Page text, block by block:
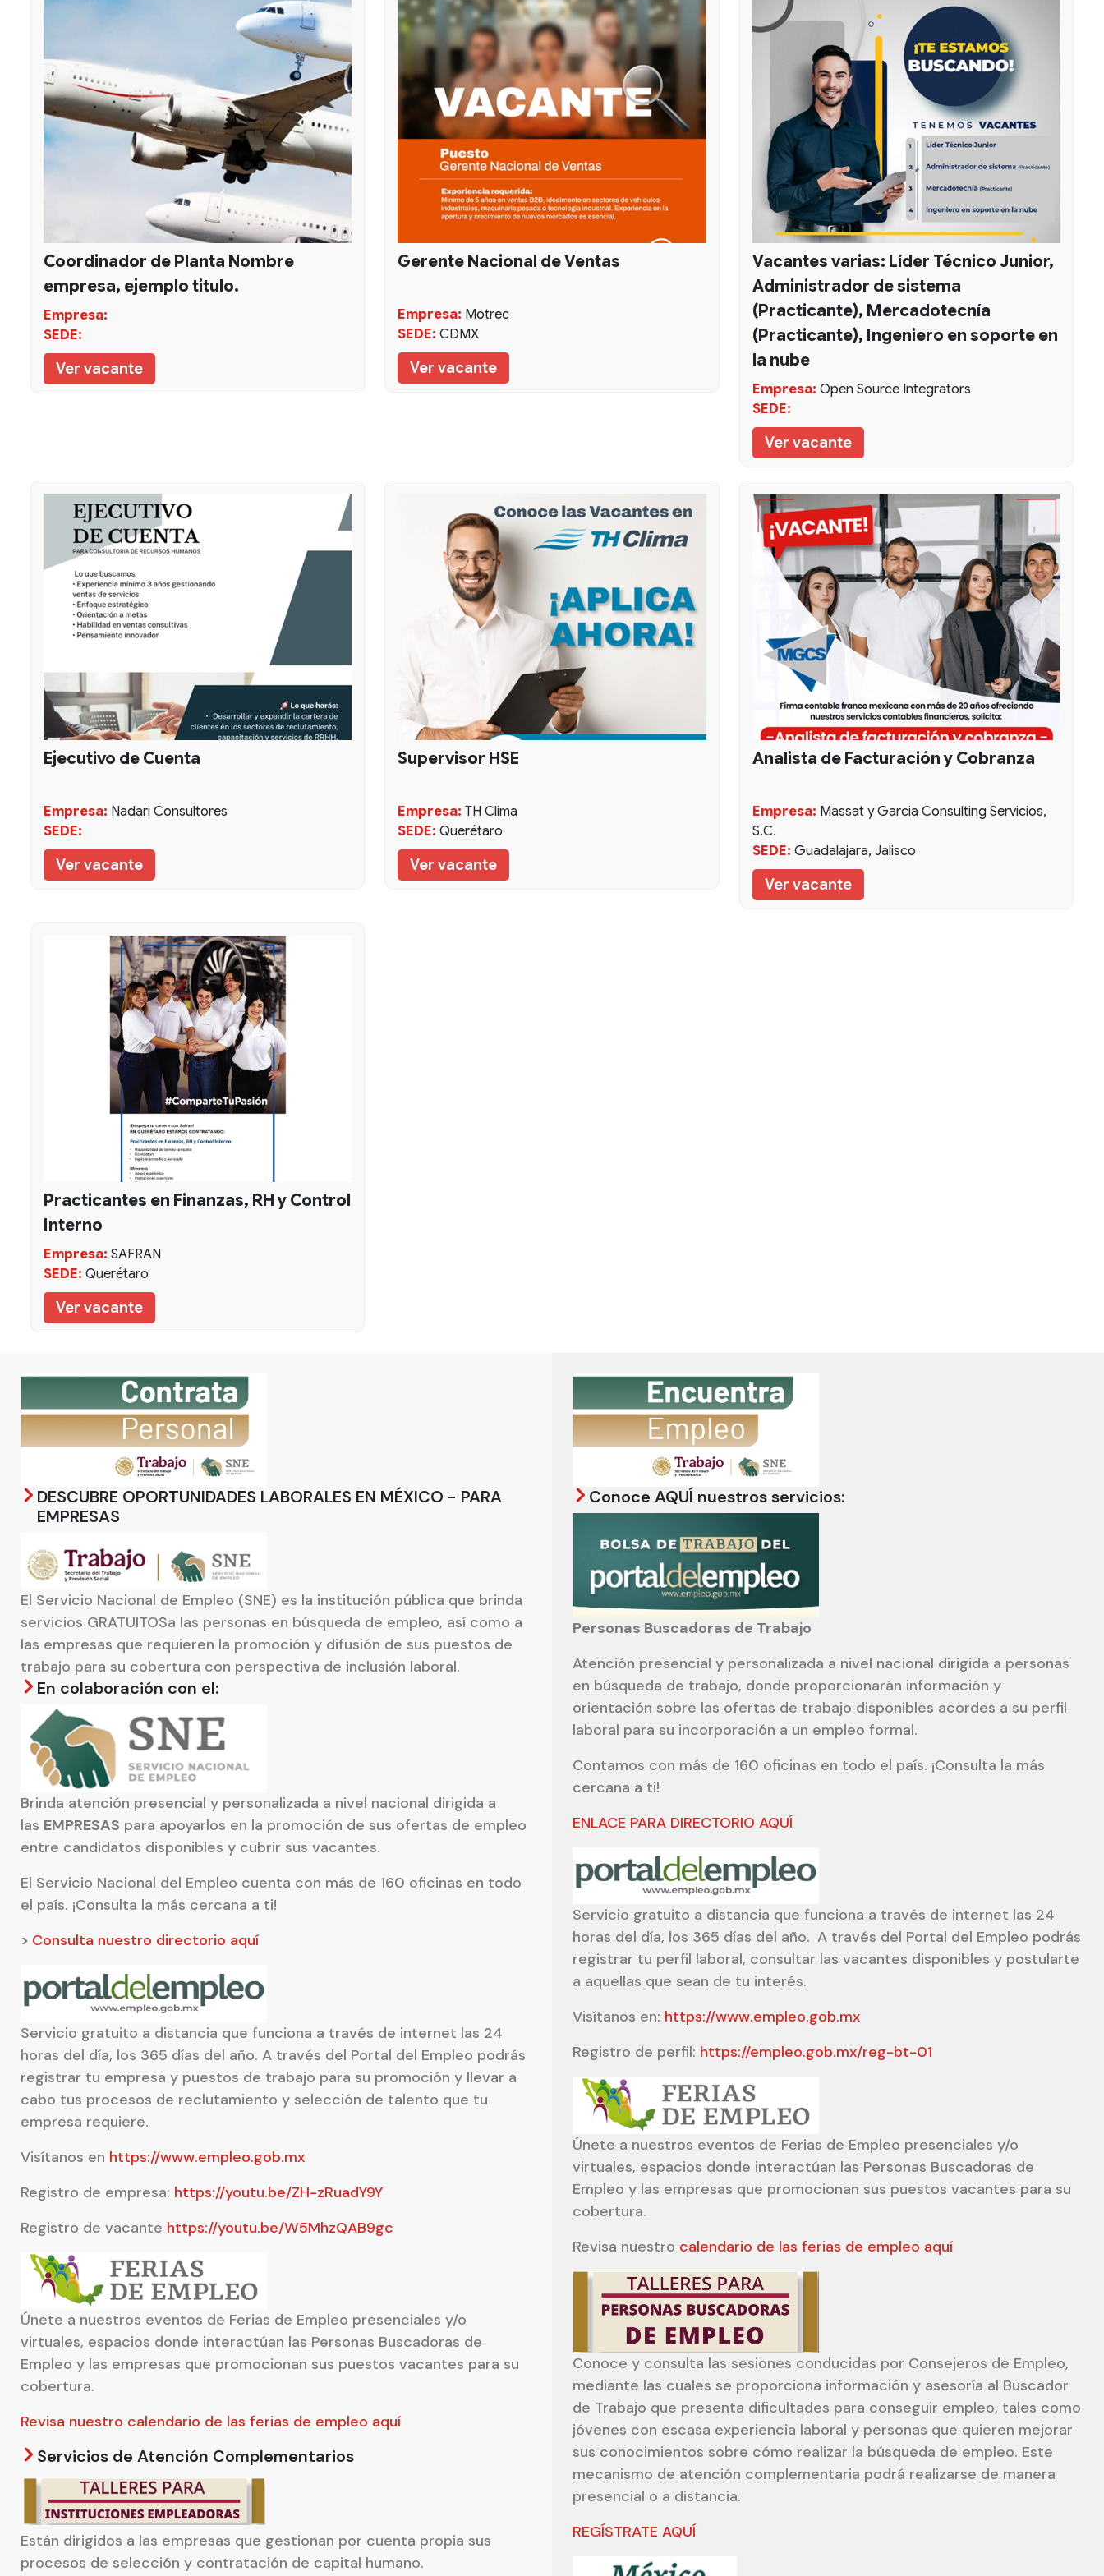
Coordinador de Planta Nombre
empresa, ejemplo titulo.
Empresa:
SEDE:
Ver vacante
Gerente Nacional de Ventas
Empresa: Motrec
SEDE: CDMX
Ver vacante
Vacantes varias: Líder Técnico Junior,
Administrador de sistema
(Practicante), Mercadotecnía
(Practicante), Ingeniero en soporte en
la nube
Empresa: Open Source Integrators
SEDE:
Ver vacante
Ejecutivo de Cuenta
Empresa: Nadari Consultores
SEDE:
Ver vacante
Supervisor HSE
Empresa: TH Clima
SEDE: Querétaro
Ver vacante
Analista de Facturación y Cobranza
Empresa: Massat y Garcia Consulting Servicios,
S.C.
SEDE: Guadalajara, Jalisco
Ver vacante
Practicantes en Finanzas, RH y Control
Interno
Empresa: SAFRAN
SEDE: Querétaro
Ver vacante
DESCUBRE OPORTUNIDADES LABORALES EN MÉXICO - PARA
EMPRESAS
El Servicio Nacional de Empleo (SNE) es la institución pública que brinda
servicios GRATUITOSa las personas en búsqueda de empleo, así como a
las empresas que requieren la promoción y difusión de sus puestos de
trabajo para su cobertura con perspectiva de inclusión laboral.
En colaboración con el:
Brinda atención presencial y personalizada a nivel nacional dirigida a
las EMPRESAS para apoyarlos en la promoción de sus ofertas de empleo
entre candidatos disponibles y cubrir sus vacantes.
El Servicio Nacional del Empleo cuenta con más de 160 oficinas en todo
el país. ¡Consulta la más cercana a ti!
> Consulta nuestro directorio aquí
Servicio gratuito a distancia que funciona a través de internet las 24
horas del día, los 365 días del año. A través del Portal del Empleo podrás
registrar tu empresa y puestos de trabajo para su promoción y llevar a
cabo tus procesos de reclutamiento y selección de talento que tu
empresa requiere.
Visítanos en https://www.empleo.gob.mx
Registro de empresa: https://youtu.be/ZH-zRuadY9Y
Registro de vacante https://youtu.be/W5MhzQAB9gc
Únete a nuestros eventos de Ferias de Empleo presenciales y/o
virtuales, espacios donde interactúan las Personas Buscadoras de
Empleo y las empresas que promocionan sus puestos vacantes para su
cobertura.
Revisa nuestro calendario de las ferias de empleo aquí
Servicios de Atención Complementarios
Están dirigidos a las empresas que gestionan por cuenta propia sus
procesos de selección y contratación de capital humano.
Conoce AQUÍ nuestros servicios:
Personas Buscadoras de Trabajo
Atención presencial y personalizada a nivel nacional dirigida a personas
en búsqueda de trabajo, donde proporcionarán información y
orientación sobre las ofertas de trabajo disponibles acordes a su perfil
laboral para su incorporación a un empleo formal.
Contamos con más de 160 oficinas en todo el país. ¡Consulta la más
cercana a ti!
ENLACE PARA DIRECTORIO AQUÍ
Servicio gratuito a distancia que funciona a través de internet las 24
horas del día, los 365 días del año. A través del Portal del Empleo podrás
registrar tu perfil laboral, consultar las vacantes disponibles y postularte
a aquellas que sean de tu interés.
Visítanos en: https://www.empleo.gob.mx
Registro de perfil: https://empleo.gob.mx/reg-bt-01
Únete a nuestros eventos de Ferias de Empleo presenciales y/o
virtuales, espacios donde interactúan las Personas Buscadoras de
Empleo y las empresas que promocionan sus puestos vacantes para su
cobertura.
Revisa nuestro calendario de las ferias de empleo aquí
Conoce y consulta las sesiones conducidas por Consejeros de Empleo,
mediante las cuales se proporciona información y asesoría al Buscador
de Trabajo que presenta dificultades para conseguir empleo, tales como
jóvenes con escasa experiencia laboral y personas que quieren mejorar
sus conocimientos sobre cómo realizar la búsqueda de empleo. Este
mecanismo de atención complementaria podrá realizarse de manera
presencial o a distancia.
REGÍSTRATE AQUÍ